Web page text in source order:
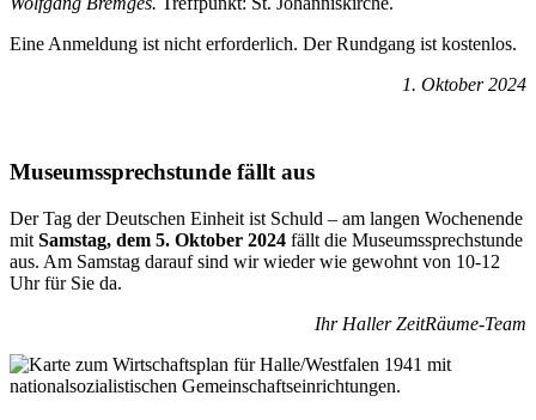
Eine Anmeldung ist nicht erforderlich. Der Rundgang ist kostenlos.
1. Oktober 2024
Museumssprechstunde fällt aus
Der Tag der Deutschen Einheit ist Schuld – am langen Wochenende
mit Samstag, dem 5. Oktober 2024 fällt die Museumssprechstunde
aus. Am Samstag darauf sind wir wieder wie gewohnt von 10-12
Uhr für Sie da.
Ihr Haller ZeitRäume-Team